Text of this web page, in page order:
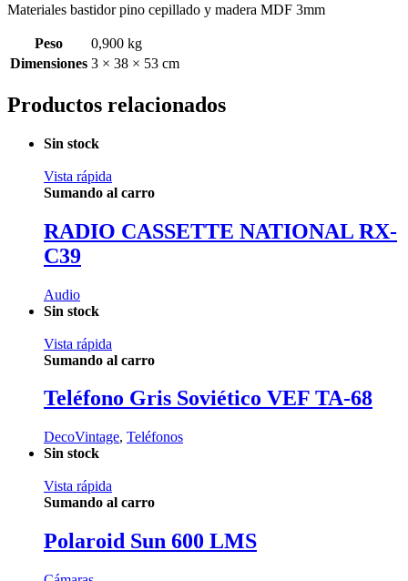
Materiales bastidor pino cepillado y madera MDF 3mm
Peso
0,900 kg
Dimensiones 3 × 38 × 53 cm
Productos relacionados
Sin stock
Vista rápida
Sumando al carro
RADIO CASSETTE NATIONAL RX-
C39
Audio
Sin stock
Vista rápida
Sumando al carro
Teléfono Gris Soviético VEF TA-68
DecoVintage, Teléfonos
Sin stock
Vista rápida
Sumando al carro
Polaroid Sun 600 LMS